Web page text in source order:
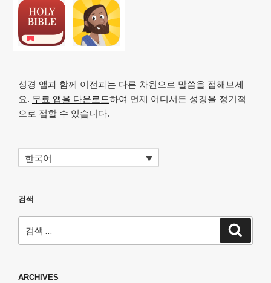
성경 앱과 함께 이전과는 다른 차원으로 말씀을 접해보세
요. 무료 앱을 다운로드하여 언제 어디서든 성경을 정기적
으로 접할 수 있습니다.
한국어
검색
색:
ARCHIVES